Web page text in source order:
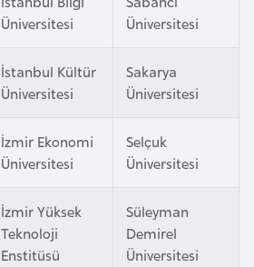
Üniversitesi
Üniversitesi
İstanbul Kültür
Üniversitesi
Sakarya
Üniversitesi
İzmir Ekonomi
Üniversitesi
Selçuk
Üniversitesi
İzmir Yüksek
Teknoloji
Enstitüsü
Süleyman
Demirel
Üniversitesi